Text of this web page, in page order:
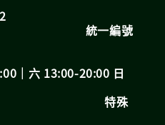
編號
｜六 13:00-20:00 日
特殊